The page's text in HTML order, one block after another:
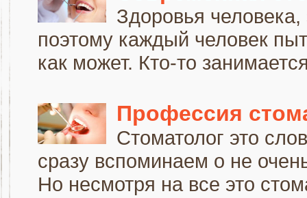
Здоровья
поэтому каждый человек
как может. Кто-то
Профессия
Стоматолог это
сразу вспоминаем о не
Но несмотря на все это